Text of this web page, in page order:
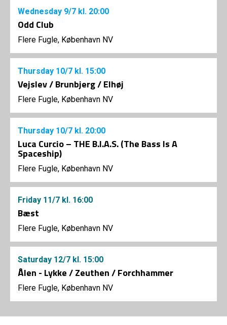
Wednesday 9/7 kl. 20:00
Odd Club
Flere Fugle, København NV
Thursday 10/7 kl. 15:00
Vejslev / Brunbjerg / Elhøj
Flere Fugle, København NV
Thursday 10/7 kl. 20:00
Luca Curcio – THE B.I.A.S. (The Bass Is A
Spaceship)
Flere Fugle, København NV
Friday 11/7 kl. 16:00
Bæst
Flere Fugle, København NV
Saturday 12/7 kl. 15:00
Ålen - Lykke / Zeuthen / Forchhammer
Flere Fugle, København NV